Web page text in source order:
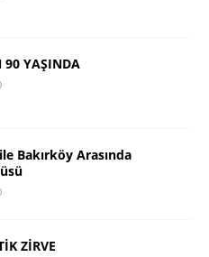
90 YAŞINDA
Bakırköy Arasında
ZİRVE